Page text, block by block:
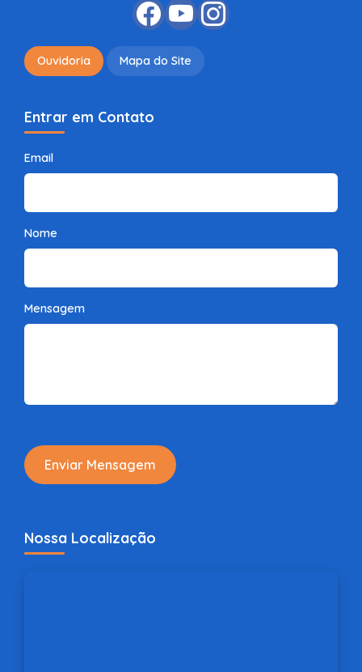
Ouvidoria Mapa do Site
Entrar em Contato
Email
Nome
Mensagem
Enviar Mensagem
Nossa Localização